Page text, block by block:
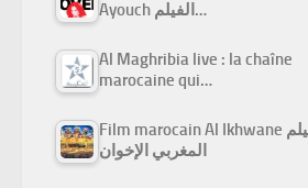
Ayouch الفيلم…
Al Maghribia live : la chaîne
marocaine qui…
Film marocain Al Ikhwane الفيلم
المغربي الإخوان